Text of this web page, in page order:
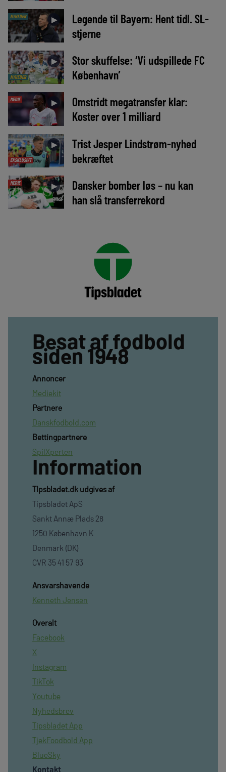
NYHEDER ►
Legende til Bayern: Hent tidl. SL-
stjerne
NYHEDER
►
Stor skuffelse: ‘Vi udspillede FC
København’
MEDIE ►
Omstridt megatransfer klar:
Koster over 1 milliard
EKSKLUSIVT
►
Trist Jesper Lindstrøm-nyhed
bekræftet
MEDIE ►
Dansker bomber løs – nu kan
han slå transferrekord
Besat af fodbold
siden 1948
Annoncer
Mediekit
Partnere
Danskfodbold.com
Bettingpartnere
SpilXperten
Information
TIpsbladet.dk udgives af
Tipsbladet ApS
Sankt Annæ Plads 28
1250 København K
Denmark (DK)
CVR 35 41 57 93
Ansvarshavende
Kenneth Jensen
Overalt
Facebook
X
Instagram
TikTok
Youtube
Nyhedsbrev
Tipsbladet App
TjekFoodbold App
BlueSky
Kontakt